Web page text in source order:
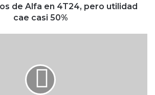
de Alfa en 4T24, pero utilidad
cae casi 50%